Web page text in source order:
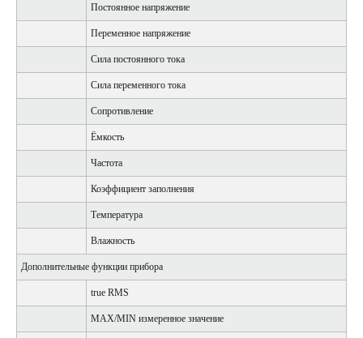
Постоянное напряжение
Переменное напряжение
Сила постоянного тока
Сила переменного тока
Сопротивление
Ёмкость
Частота
Коэффициент заполнения
Температура
Влажность
Дополнительные функции прибора
true RMS
MAX/MIN измеренное значение